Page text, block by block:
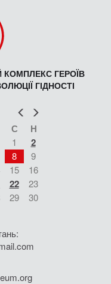
ГЕРОЇВ
ГІДНОСТІ
Попер
С Н
1 2
8
9
15
16
22
23
29
30